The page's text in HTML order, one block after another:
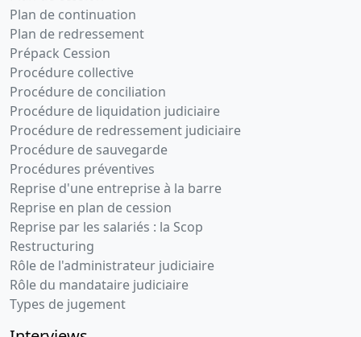
Plan de continuation
Plan de redressement
Prépack Cession
Procédure collective
Procédure de conciliation
Procédure de liquidation judiciaire
Procédure de redressement judiciaire
Procédure de sauvegarde
Procédures préventives
Reprise d'une entreprise à la barre
Reprise en plan de cession
Reprise par les salariés : la Scop
Restructuring
Rôle de l'administrateur judiciaire
Rôle du mandataire judiciaire
Types de jugement